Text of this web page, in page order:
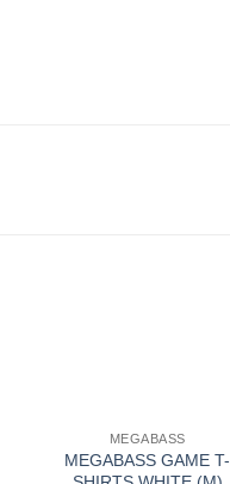
MEGABASS
MEGABASS GAME T-